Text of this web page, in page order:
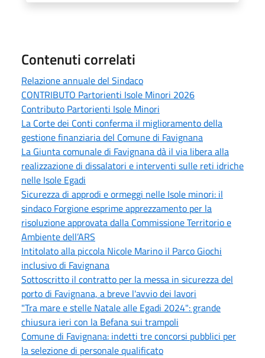
Contenuti correlati
Relazione annuale del Sindaco
CONTRIBUTO Partorienti Isole Minori 2026
Contributo Partorienti Isole Minori
La Corte dei Conti conferma il miglioramento della
gestione finanziaria del Comune di Favignana
La Giunta comunale di Favignana dà il via libera alla
realizzazione di dissalatori e interventi sulle reti idriche
nelle Isole Egadi
Sicurezza di approdi e ormeggi nelle Isole minori: il
sindaco Forgione esprime apprezzamento per la
risoluzione approvata dalla Commissione Territorio e
Ambiente dell’ARS
Intitolato alla piccola Nicole Marino il Parco Giochi
inclusivo di Favignana
Sottoscritto il contratto per la messa in sicurezza del
porto di Favignana, a breve l'avvio dei lavori
"Tra mare e stelle Natale alle Egadi 2024": grande
chiusura ieri con la Befana sui trampoli
Comune di Favignana: indetti tre concorsi pubblici per
la selezione di personale qualificato